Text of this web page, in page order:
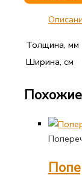
Толщина, мм
Ширина, см
Похожие